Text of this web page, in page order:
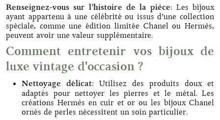
Renseignez-vous sur l’histoire de la pièce: Les bijoux
ayant appartenu à une célébrité ou issus d’une collection
spéciale, comme une édition limitée Chanel ou Hermès,
peuvent avoir une valeur supplémentaire.
Comment entretenir vos bijoux de
luxe vintage d'occasion ?
Nettoyage délicat: Utilisez des produits doux et
adaptés pour nettoyer les pierres et le métal. Les
créations Hermès en cuir et or ou les bijoux Chanel
ornés de perles nécessitent un soin particulier.